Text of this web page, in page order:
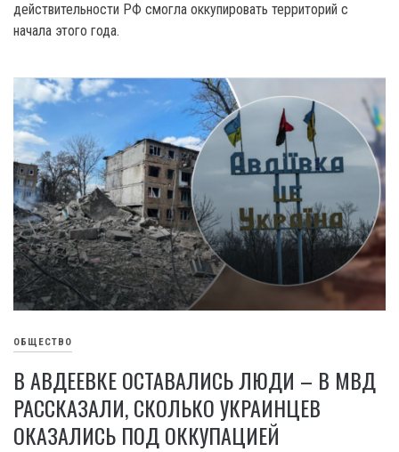
действительности РФ смогла оккупировать территорий с
начала этого года.
ОБЩЕСТВО
В АВДЕЕВКЕ ОСТАВАЛИСЬ ЛЮДИ – В МВД
РАССКАЗАЛИ, СКОЛЬКО УКРАИНЦЕВ
ОКАЗАЛИСЬ ПОД ОККУПАЦИЕЙ